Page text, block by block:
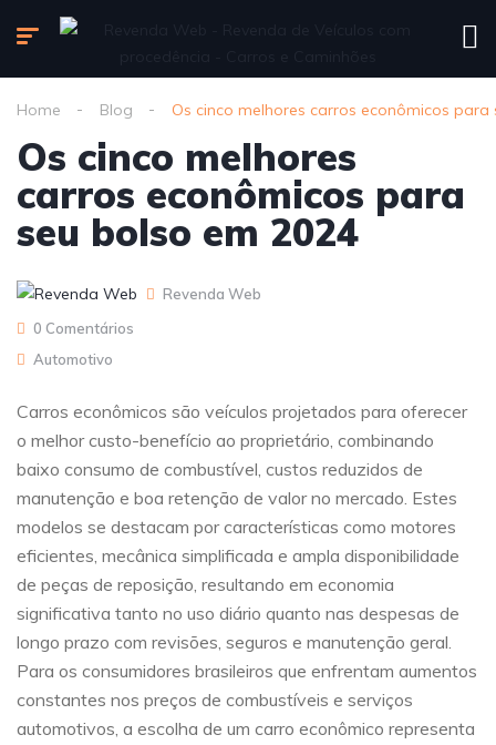
Home Blog Os cinco melhores carros econômicos para
Os cinco melhores
carros econômicos para
seu bolso em 2024
Revenda Web
0 Comentários
Automotivo
Carros econômicos são veículos projetados para oferecer
o melhor custo-benefício ao proprietário, combinando
baixo consumo de combustível, custos reduzidos de
manutenção e boa retenção de valor no mercado. Estes
modelos se destacam por características como motores
eficientes, mecânica simplificada e ampla disponibilidade
de peças de reposição, resultando em economia
significativa tanto no uso diário quanto nas despesas de
longo prazo com revisões, seguros e manutenção geral.
Para os consumidores brasileiros que enfrentam aumentos
constantes nos preços de combustíveis e serviços
automotivos, a escolha de um carro econômico representa